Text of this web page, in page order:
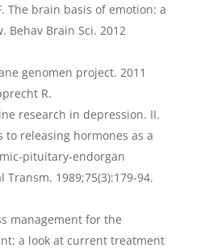
The brain basis of emotion: a
Behav Brain Sci. 2012
genomen project. 2011
R.
research in depression. II.
to releasing hormones as a
pituitary-endorgan
1989;75(3):179-94.
management for the
a look at current treatment